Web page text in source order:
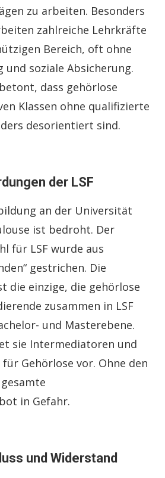
zu arbeiten. Besonders
zahlreiche Lehrkräfte
Bereich, oft ohne
und soziale Absicherung.
dass gehörlose
Klassen ohne qualifizierte
desorientiert sind.
der LSF
an der Universität
ist bedroht. Der
für LSF wurde aus
gestrichen. Die
die einzige, die gehörlose
zusammen in LSF
und Masterebene.
sie Intermediatoren und
Gehörlose vor. Ohne den
in Gefahr.
und Widerstand